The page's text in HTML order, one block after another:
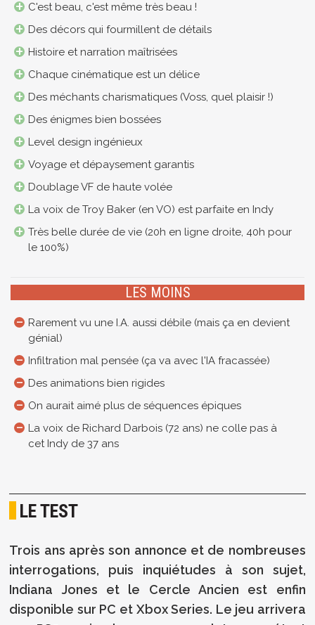
C'est beau, c'est même très beau !
Des décors qui fourmillent de détails
Histoire et narration maîtrisées
Chaque cinématique est un délice
Des méchants charismatiques (Voss, quel plaisir !)
Des énigmes bien bossées
Level design ingénieux
Voyage et dépaysement garantis
Doublage VF de haute volée
La voix de Troy Baker (en VO) est parfaite en Indy
Très belle durée de vie (20h en ligne droite, 40h pour
le 100%)
LES MOINS
Rarement vu une I.A. aussi débile (mais ça en devient
génial)
Infiltration mal pensée (ça va avec l'IA fracassée)
Des animations bien rigides
On aurait aimé plus de séquences épiques
La voix de Richard Darbois (72 ans) ne colle pas à
cet Indy de 37 ans
LE TEST
Trois ans après son annonce et de nombreuses
interrogations, puis inquiétudes à son sujet,
Indiana Jones et le Cercle Ancien est enfin
disponible sur PC et Xbox Series. Le jeu arrivera